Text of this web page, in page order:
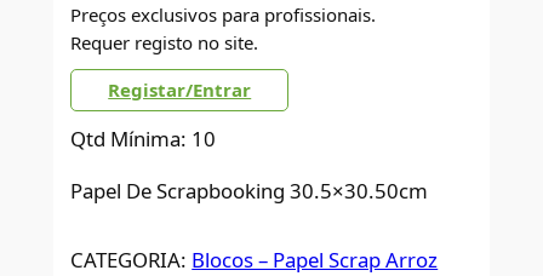
Preços exclusivos para profissionais.
Requer registo no site.
Registar/Entrar
Qtd Mínima: 10
Papel De Scrapbooking 30.5×30.50cm
CATEGORIA: Blocos – Papel Scrap Arroz